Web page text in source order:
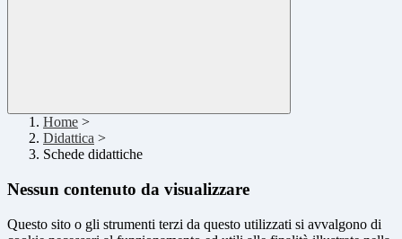
Home >
Didattica >
Schede didattiche
Nessun contenuto da visualizzare
Questo sito o gli strumenti terzi da questo utilizzati si avvalgono di